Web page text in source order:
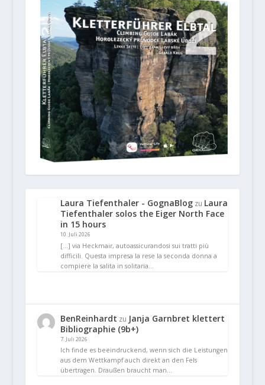
Laura Tiefenthaler - GognaBlogzu Laura
Tiefenthaler solos the Eiger North Face
in 15 hours
10. Juli 2026
[…] via Heckmair, autoassicurandosi sui tratti più
difficili. Questa impresa la rese la seconda donna a
compiere la salita in solitaria…
BenReinhardt zu Janja Garnbret klettert
Bibliographie (9b+)
7. Juli 2026
Ich finde es beeindruckend, wenn sich die Leistungen
aus dem Wettkampf auch direkt an den Fels
übertragen. Draußen braucht man…